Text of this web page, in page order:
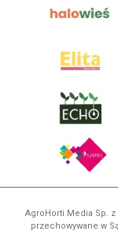
AgroHorti Media Sp. z
przechowywane w